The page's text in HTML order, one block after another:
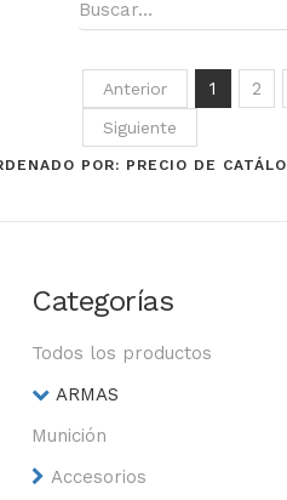
Anterior 1 2
Siguiente
POR: PRECIO DE
Categorías
Todos los productos
ARMAS
Munición
Accesorios